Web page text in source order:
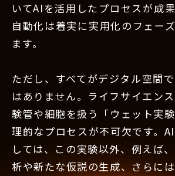
いてAIを活用したプロセスが成果
自動化は着実に実用化のフェー
ます。
ただし、すべてがデジタル空間
はありません。ライフサイエン
験管や細胞を扱う「ウェット実
理的なプロセスが不可欠です。
しては、この実験以外、例えば
析や新たな仮説の生成、さらに